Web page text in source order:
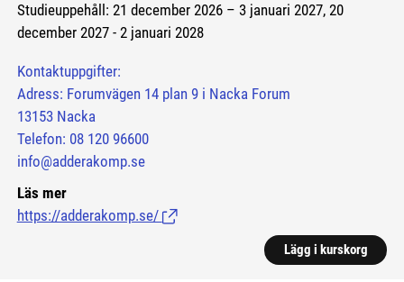
Studieuppehåll: 21 december 2026 – 3 januari 2027, 20
december 2027 - 2 januari 2028
Kontaktuppgifter:
Adress: Forumvägen 14 plan 9 i Nacka Forum
13153 Nacka
Telefon: 08 120 96600
info@adderakomp.se
Läs mer
https://adderakomp.se/ (Länk till extern sida.)
Lägg i kurskorg